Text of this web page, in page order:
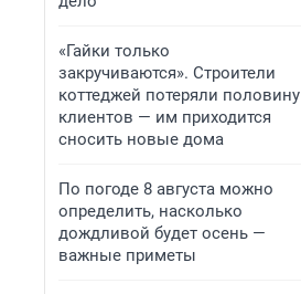
«Гайки только
закручиваются». Строители
коттеджей потеряли половину
клиентов — им приходится
сносить новые дома
По погоде 8 августа можно
определить, насколько
дождливой будет осень —
важные приметы